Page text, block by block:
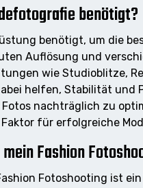
benötigt?
benötigt, um die
Auflösung und
wie Studioblitze,
helfen, Stabilität und
nachträglich zu
für erfolgreiche
Fashion
Fotoshooting ist